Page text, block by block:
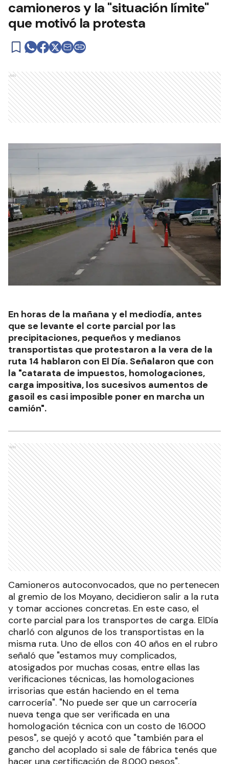
camioneros y la "situación límite"
que motivó la protesta
Ads
En horas de la mañana y el mediodía, antes
que se levante el corte parcial por las
precipitaciones, pequeños y medianos
transportistas que protestaron a la vera de la
ruta 14 hablaron con El Día. Señalaron que con
la "catarata de impuestos, homologaciones,
carga impositiva, los sucesivos aumentos de
gasoil es casi imposible poner en marcha un
camión".
Ads
Camioneros autoconvocados, que no pertenecen
al gremio de los Moyano, decidieron salir a la ruta
y tomar acciones concretas. En este caso, el
corte parcial para los transportes de carga. ElDía
charló con algunos de los transportistas en la
misma ruta. Uno de ellos con 40 años en el rubro
señaló que "estamos muy complicados,
atosigados por muchas cosas, entre ellas las
verificaciones técnicas, las homologaciones
irrisorias que están haciendo en el tema
carrocería". "No puede ser que un carrocería
nueva tenga que ser verificada en una
homologación técnica con un costo de 16.000
pesos", se quejó y acotó que "también para el
gancho del acoplado si sale de fábrica tenés que
hacer una certificación de 8.000 pesos".